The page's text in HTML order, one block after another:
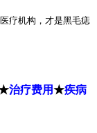
疗机构，才是黑毛痣
治疗费用★疾病